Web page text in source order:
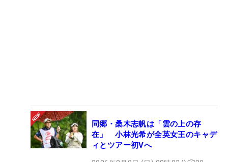
同郷・桑木志帆は「雲の上の存
在」 小林光希が全英女王のキャデ
ィとツアー初Vへ